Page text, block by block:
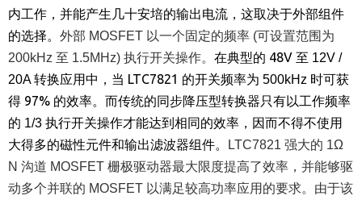
内工作，并能产生几十安培的输出电流，这取决于外部组件
的选择。 外部 MOSFET 以一个固定的频率 (可设置范围为
200kHz 至 1.5MHz) 执行开关操作。 在典型的 48V 至 12V /
20A转换应用中，当 LTC7821 的开关频率为 500kHz 时可获
得 97% 的效率。而传统的同步降压型转换器只有以工作频率
的 1/3 执行开关操作才能达到相同的效率，因而不得不使用
大得多的磁性元件和输出滤波器组件。
LTC7821 强大的 1Ω
N 沟道 MOSFET 栅极驱动器最大限度提高了效率，并能够驱
动多个并联的 MOSFET 以满足较高功率应用的要求。由于该